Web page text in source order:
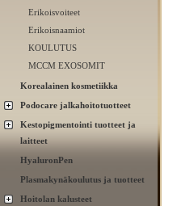
Erikoisvoiteet
Erikoisnaamiot
KOULUTUS
MCCM EXOSOMIT
Korealainen kosmetiikka
Podocare jalkahoitotuotteet
Kestopigmentointi tuotteet ja
laitteet
HyaluronPen
Plasmakynäkoulutus ja tuotteet
Hoitolan kalusteet